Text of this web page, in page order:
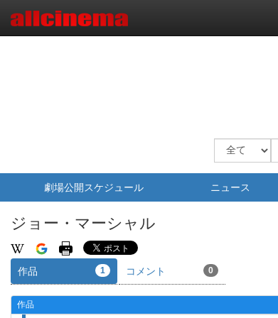
劇場公開スケジュール ニュース
ジョー・マーシャル
作品 1 コメント 0
作品